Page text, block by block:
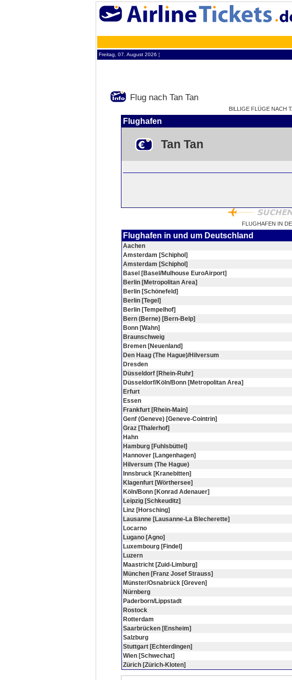
Freitag, 07. August 2026 ¦
Flug nach Tan Tan
BILLIGE FLÜGE NACH
Flughafen
Tan Tan
FLUGHAFEN IN
Flughafen in und um Deutschland
Aachen
Amsterdam [Schiphol]
Amsterdam [Schiphol]
Basel [Basel/Mulhouse EuroAirport]
Berlin [Metropolitan Area]
Berlin [Schönefeld]
Berlin [Tegel]
Berlin [Tempelhof]
Bern (Berne) [Bern-Belp]
Bonn [Wahn]
Braunschweig
Bremen [Neuenland]
Den Haag (The Hague)/Hilversum
Dresden
Düsseldorf [Rhein-Ruhr]
Düsseldorf/Köln/Bonn [Metropolitan Area]
Erfurt
Essen
Frankfurt [Rhein-Main]
Genf (Geneve) [Geneve-Cointrin]
Graz [Thalerhof]
Hahn
Hamburg [Fuhlsbüttel]
Hannover [Langenhagen]
Hilversum (The Hague)
Innsbruck [Kranebitten]
Klagenfurt [Wörthersee]
Köln/Bonn [Konrad Adenauer]
Leipzig [Schkeuditz]
Linz [Horsching]
Lausanne [Lausanne-La Blecherette]
Locarno
Lugano [Agno]
Luxembourg [Findel]
Luzern
Maastricht [Zuid-Limburg]
München [Franz Josef Strauss]
Münster/Osnabrück [Greven]
Nürnberg
Paderborn/Lippstadt
Rostock
Rotterdam
Saarbrücken [Ensheim]
Salzburg
Stuttgart [Echterdingen]
Wien [Schwechat]
Zürich [Zürich-Kloten]